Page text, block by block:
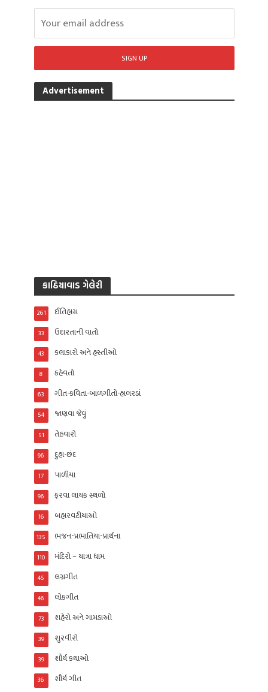
Advertisement
કાઠિયાવાડ ગેલેરી
ઈતિહાસ
261
ઉદારતાની વાતો
33
કલાકારો અને હસ્તીઓ
43
કહેવતો
8
ગીત-કવિતા-બાળગીતો-હાલરડાં
63
જાણવા જેવું
54
તેહવારો
51
દુહા-છંદ
96
પાળીયા
17
ફરવા લાયક સ્થળો
96
બહારવટીયાઓ
16
ભજન-પ્રભાતિયા-પ્રાર્થના
135
મંદિરો – યાત્રા ધામ
110
લગ્નગીત
45
લોકગીત
46
શહેરો અને ગામડાઓ
73
શુરવીરો
39
શૌર્ય કથાઓ
39
શૌર્ય ગીત
36